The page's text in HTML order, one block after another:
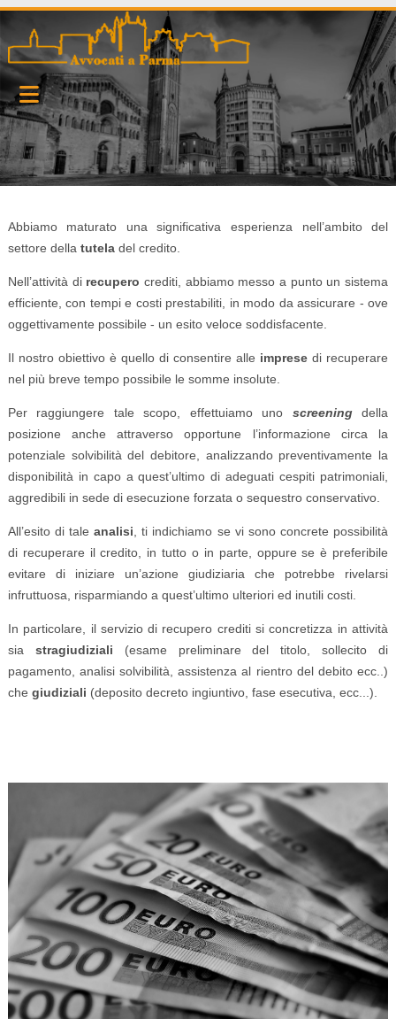
Abbiamo maturato una significativa esperienza nell’ambito del
settore della tuteladel credito.
Nell’attività di recupero crediti, abbiamo messo a punto un sistema
efficiente, con tempi e costi prestabiliti, in modo da assicurare - ove
oggettivamente possibile - un esito veloce soddisfacente.
Il nostro obiettivo è quello di consentire alle imprese di recuperare
nel più breve tempo possibile le somme insolute.
Per raggiungere tale scopo, effettuiamo uno screeningdella
posizione anche attraverso opportune l’informazione circa la
potenziale solvibilità del debitore, analizzando preventivamente la
disponibilità in capo a quest’ultimo di adeguati cespiti patrimoniali,
aggredibili in sede di esecuzione forzata o sequestro conservativo.
All’esito di taleanalisi , ti indichiamo se vi sono concrete possibilità
di recuperare il credito, in tutto o in parte, oppure se è preferibile
evitare di iniziare un’azione giudiziaria che potrebbe rivelarsi
infruttuosa, risparmiando a quest’ultimo ulteriori ed inutili costi.
In particolare, il servizio di recupero crediti si concretizza in attività
sia stragiudiziali (esame preliminare del titolo, sollecito di
pagamento, analisi solvibilità, assistenza al rientro del debito ecc..)
che giudiziali (deposito decreto ingiuntivo, fase esecutiva, ecc...).